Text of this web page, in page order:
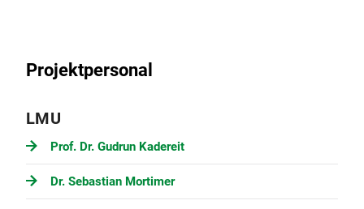
Projektpersonal
LMU
Prof. Dr. Gudrun Kadereit
Dr. Sebastian Mortimer